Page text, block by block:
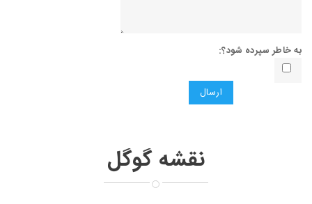
به خاطر سپرده شود؟:
ارسال
نقشه گوگل